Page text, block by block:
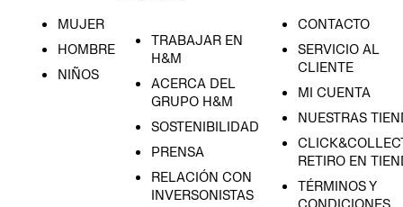
MUJER
HOMBRE
NIÑOS
TRABAJAR EN
H&M
ACERCA DEL
GRUPO H&M
SOSTENIBILIDAD
PRENSA
RELACIÓN CON
INVERSONISTAS
CONTACTO
SERVICIO AL
CLIENTE
MI CUENTA
NUESTRAS
RETIRO EN
TÉRMINOS Y